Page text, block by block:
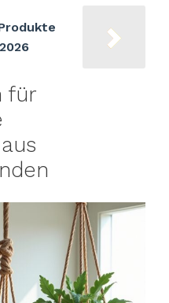
für